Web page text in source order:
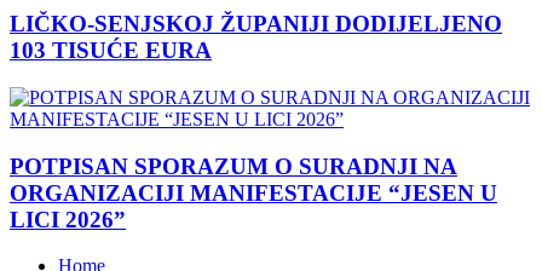
LIČKO-SENJSKOJ ŽUPANIJI DODIJELJENO
103 TISUĆE EURA
POTPISAN SPORAZUM O SURADNJI NA
ORGANIZACIJI MANIFESTACIJE “JESEN U
LICI 2026”
Home